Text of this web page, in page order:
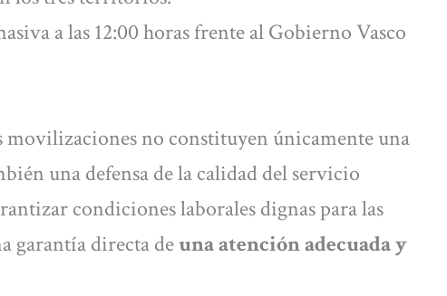
a las 12:00 horas frente al Gobierno Vasco
movilizaciones no constituyen únicamente una
una defensa de la calidad del servicio
condiciones laborales dignas para las
garantía directa deuna atención adecuada y